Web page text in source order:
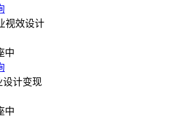
视效设计
中
设计变现
中